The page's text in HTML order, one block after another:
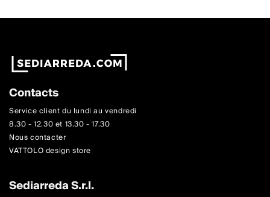
Contacts
Service client du lundi au vendredi
8.30 - 12.30 et 13.30 - 17.30
Nous contacter
VATTOLO design store
Sediarreda S.r.l.